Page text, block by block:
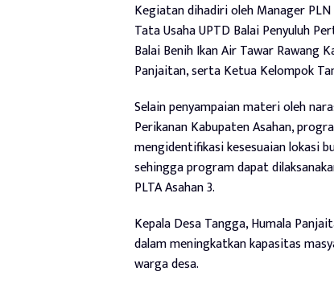
Kegiatan dihadiri oleh Manager
Tata Usaha UPTD Balai Penyuluh
Balai Benih Ikan Air Tawar Rawang
Panjaitan, serta Ketua Kelompok
Selain penyampaian materi oleh
Perikanan Kabupaten Asahan,
mengidentifikasi kesesuaian lokasi
sehingga program dapat
PLTA Asahan 3.
Kepala Desa Tangga, Humala
dalam meningkatkan kapasitas
warga desa.